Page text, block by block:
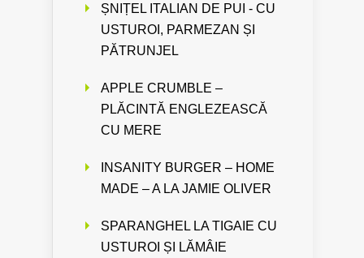
ȘNIȚEL ITALIAN DE PUI - CU
USTUROI, PARMEZAN ȘI
PĂTRUNJEL
APPLE CRUMBLE –
PLĂCINTĂ ENGLEZEASCĂ
CU MERE
INSANITY BURGER – HOME
MADE – A LA JAMIE OLIVER
SPARANGHEL LA TIGAIE CU
USTUROI ȘI LĂMÂIE